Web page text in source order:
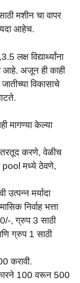
मशीन चा वापर
आहेच.
लक्ष विद्यार्थ्यांना
आहे. अजून ही काही
विकासाचे
मागण्या केल्या
करणे, वेळीच
pool मध्ये ठेवणे,
उत्पन्न मर्यादा
निर्वाह भत्ता
, ग्रुप 3 साठी
ग्रुप 1 साठी
करावी.
100 वरून 500